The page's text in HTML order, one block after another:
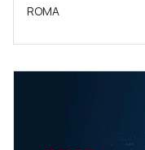
ROMA